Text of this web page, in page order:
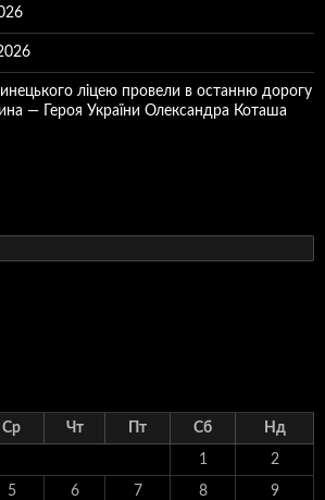
ліцею провели в останню дорогу
— Героя України Олександра Коташа
Ср Чт Пт Сб Нд
1 2
5 6 7 8 9